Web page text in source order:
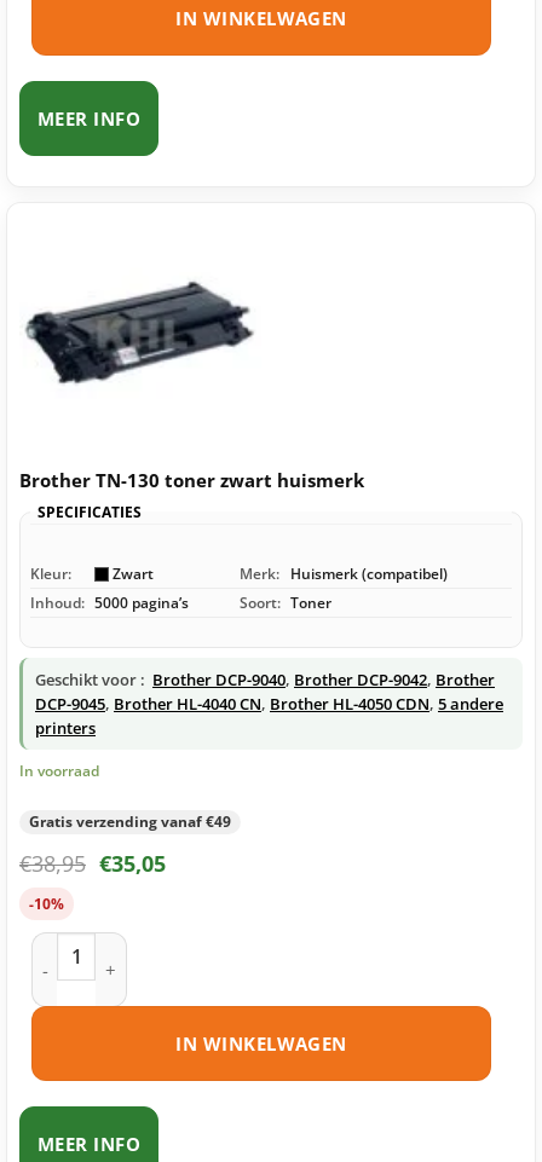
IN WINKELWAGEN
MEER INFO
Brother TN-130 toner zwart huismerk
SPECIFICATIES
Kleur: Zwart Merk: Huismerk (compatibel)
Inhoud: 5000 pagina’s Soort: Toner
Geschikt voor : Brother DCP-9040, Brother DCP-9042, Brother
DCP-9045, Brother HL-4040 CN, Brother HL-4050 CDN, 5 andere
printers
In voorraad
Gratis verzending vanaf €49
€38,95 €35,05
-10%
Brother TN-130 toner zwart huismerk aantal
IN WINKELWAGEN
MEER INFO